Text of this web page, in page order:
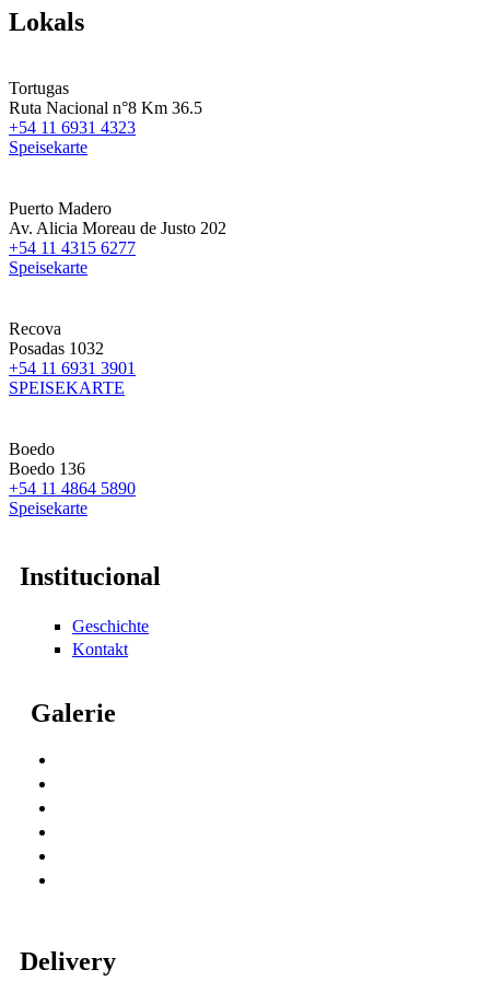
Lokals
Tortugas
Ruta Nacional n°8 Km 36.5
+54 11 6931 4323
Speisekarte
Puerto Madero
Av. Alicia Moreau de Justo 202
+54 11 4315 6277
Speisekarte
Recova
Posadas 1032
+54 11 6931 3901
SPEISEKARTE
Boedo
Boedo 136
+54 11 4864 5890
Speisekarte
Institucional
Geschichte
Kontakt
Galerie
Delivery